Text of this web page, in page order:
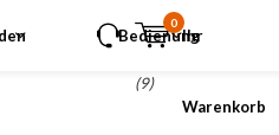
Bedienung
Ihr
Warenkorb
0
(9)